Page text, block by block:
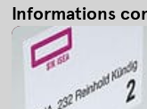
Informations